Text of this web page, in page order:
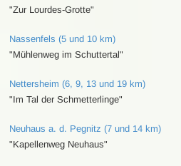
"Zur Lourdes-Grotte"
Nassenfels (5 und 10 km)
"Mühlenweg im Schuttertal"
Nettersheim (6, 9, 13 und 19 km)
"Im Tal der Schmetterlinge"
Neuhaus a. d. Pegnitz (7 und 14 km)
"Kapellenweg Neuhaus"